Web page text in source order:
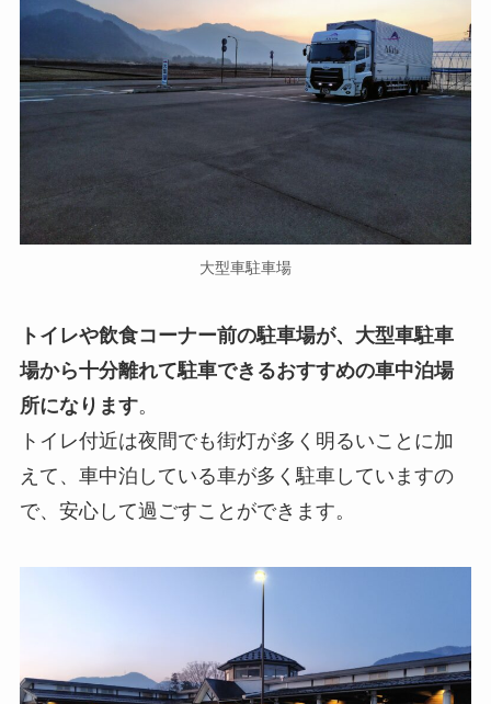
大型車駐車場
トイレや飲食コーナー前の駐車場が、大型車駐車
場から十分離れて駐車できるおすすめの車中泊場
所になります。
トイレ付近は夜間でも街灯が多く明るいことに加
えて、車中泊している車が多く駐車していますの
で、安心して過ごすことができます。